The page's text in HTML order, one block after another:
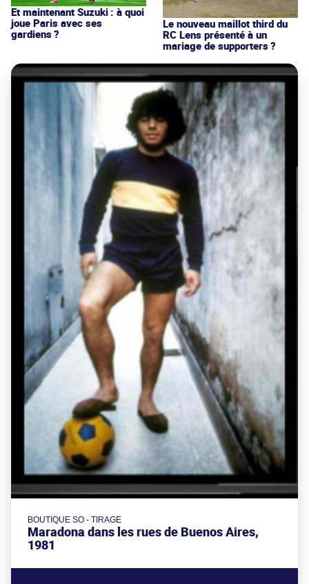
Et maintenant Suzuki : à quoi
joue Paris avec ses
gardiens ?
Le nouveau maillot third du
RC Lens présenté à un
mariage de supporters ?
BOUTIQUE SO - TIRAGE
Maradona dans les rues de Buenos Aires,
1981